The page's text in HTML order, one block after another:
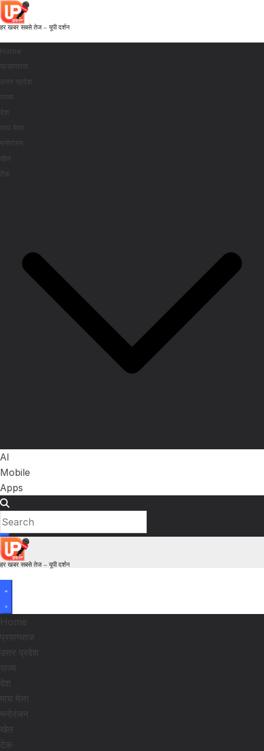
हर खबर सबसे तेज – यूपी दर्शन
Home
प्रयागराज
उत्तर प्रदेश
राज्य
देश
माघ मेला
मनोरंजन
खेल
टेक
AI
Mobile
Apps
हर खबर सबसे तेज – यूपी दर्शन
Home
प्रयागराज
उत्तर प्रदेश
राज्य
देश
माघ मेला
मनोरंजन
खेल
टेक